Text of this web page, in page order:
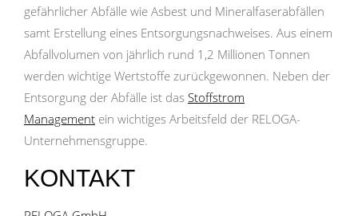
gefährlicher Abfälle wie Asbest und Mineralfaserabfällen
samt Erstellung eines Entsorgungsnachweises. Aus einem
Abfallvolumen von jährlich rund 1,2 Millionen Tonnen
werden wichtige Wertstoffe zurückgewonnen. Neben der
Entsorgung der Abfälle ist das Stoffstrom
Management ein wichtiges Arbeitsfeld der RELOGA-
Unternehmensgruppe.
KONTAKT